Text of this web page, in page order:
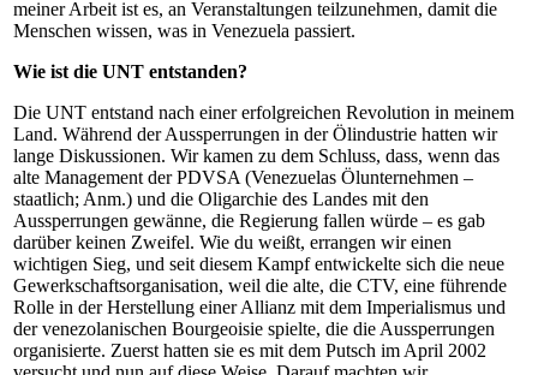
meiner Arbeit ist es, an Veranstaltungen teilzunehmen, damit die
Menschen wissen, was in Venezuela passiert.
Wie ist die UNT entstanden?
Die UNT entstand nach einer erfolgreichen Revolution in meinem
Land. Während der Aussperrungen in der Ölindustrie hatten wir
lange Diskussionen. Wir kamen zu dem Schluss, dass, wenn das
alte Management der PDVSA (Venezuelas Ölunternehmen –
staatlich; Anm.) und die Oligarchie des Landes mit den
Aussperrungen gewänne, die Regierung fallen würde – es gab
darüber keinen Zweifel. Wie du weißt, errangen wir einen
wichtigen Sieg, und seit diesem Kampf entwickelte sich die neue
Gewerkschaftsorganisation, weil die alte, die CTV, eine führende
Rolle in der Herstellung einer Allianz mit dem Imperialismus und
der venezolanischen Bourgeoisie spielte, die die Aussperrungen
organisierte. Zuerst hatten sie es mit dem Putsch im April 2002